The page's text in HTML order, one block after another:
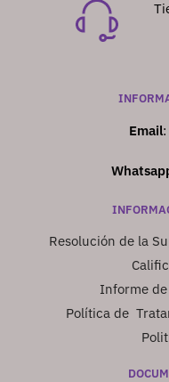
Email:
Resolución de la
Informe
Política de